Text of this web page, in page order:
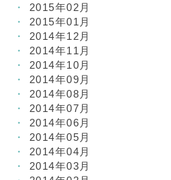
2015年02月
2015年01月
2014年12月
2014年11月
2014年10月
2014年09月
2014年08月
2014年07月
2014年06月
2014年05月
2014年04月
2014年03月